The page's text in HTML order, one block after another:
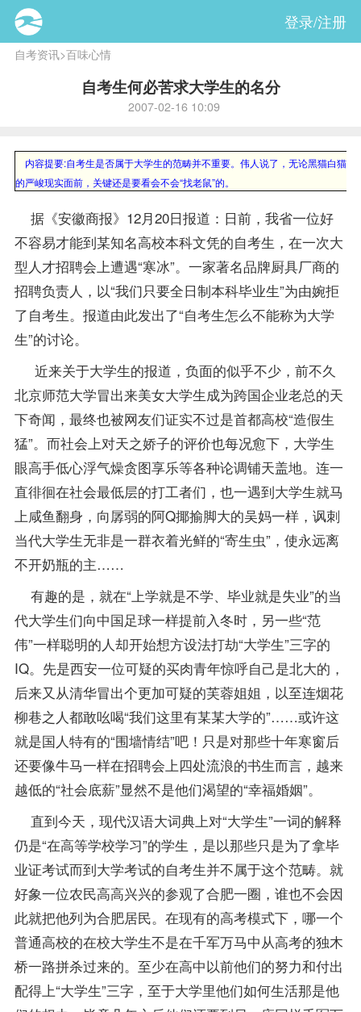
登录/注册
自考资讯>百味心情
自考生何必苦求大学生的名分
2007-02-16 10:09
内容提要:自考生是否属于大学生的范畴并不重要。伟人说了，无论黑猫白猫
的严峻现实面前，关键还是要看会不会“找老鼠”的。
据《安徽商报》12月20日报道：日前，我省一位好
不容易才能到某知名高校本科文凭的自考生，在一次大
型人才招聘会上遭遇“寒冰”。一家著名品牌厨具厂商的
招聘负责人，以“我们只要全日制本科毕业生”为由婉拒
了自考生。报道由此发出了“自考生怎么不能称为大学
生”的讨论。
近来关于大学生的报道，负面的似乎不少，前不久
北京师范大学冒出来美女大学生成为跨国企业老总的天
下奇闻，最终也被网友们证实不过是首都高校“造假生
猛”。而社会上对天之娇子的评价也每况愈下，大学生
眼高手低心浮气燥贪图享乐等各种论调铺天盖地。连一
直徘徊在社会最低层的打工者们，也一遇到大学生就马
上咸鱼翻身，向孱弱的阿Q揶揄脚大的吴妈一样，讽刺
当代大学生无非是一群衣着光鲜的“寄生虫”，使永远离
不开奶瓶的主……
有趣的是，就在“上学就是不学、毕业就是失业”的当
代大学生们向中国足球一样提前入冬时，另一些“范
伟”一样聪明的人却开始想方设法打劫“大学生”三字的
IQ。先是西安一位可疑的买肉青年惊呼自己是北大的，
后来又从清华冒出个更加可疑的芙蓉姐姐，以至连烟花
柳巷之人都敢吆喝“我们这里有某某大学的”……或许这
就是国人特有的“围墙情结”吧！只是对那些十年寒窗后
还要像牛马一样在招聘会上四处流浪的书生而言，越来
越低的“社会底薪”显然不是他们渴望的“幸福婚姻”。
直到今天， 现代汉语大词典上对“大学生”一词的解释
仍是“在高等学校学习”的学生，是以那些只是为了拿毕
业证考试而到大学考试的自考生并不属于这个范畴。就
好象一位农民高高兴兴的参观了合肥一圈，谁也不会因
此就把他列为合肥居民。在现有的高考模式下，哪一个
普通高校的在校大学生不是在千军万马中从高考的独木
桥一路拼杀过来的。至少在高中以前他们的努力和付出
配得上“大学生”三字，至于大学里他们如何生活那是他